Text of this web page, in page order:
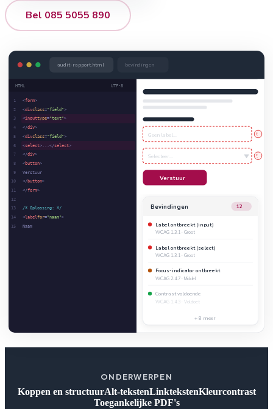
Bel 085 5055 890
audit-rapport.html bevindingen
HTML UTF-8
1
2
3
4
5
6
7
8
9
10
11
12
13
14
15
<form>
<divclass="field">
<inputtype="text">
</div>
<divclass="field">
<select>...</select>
</div>
<button>
Verstuur
</button>
</form>
/* Oplossing: */
<labelfor="naam">
Naam
Geen label... !
Selecteer... !
Verstuur
Bevindingen 12
Label ontbreekt (input)
WCAG 1.3.1 · Groot
Label ontbreekt (select)
WCAG 1.3.1 · Groot
Focus-indicator ontbreekt
WCAG 2.4.7 · Middel
Contrast voldoende
WCAG 1.4.3 · Voldoet
+ 8 meer
ONDERWERPEN
Koppen en structuurAlt-tekstenLinktekstenKleurcontrast
Toegankelijke PDF's